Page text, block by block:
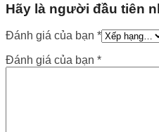
Hãy là người đầu tiên
Đánh giá của bạn *
Đánh giá của bạn *